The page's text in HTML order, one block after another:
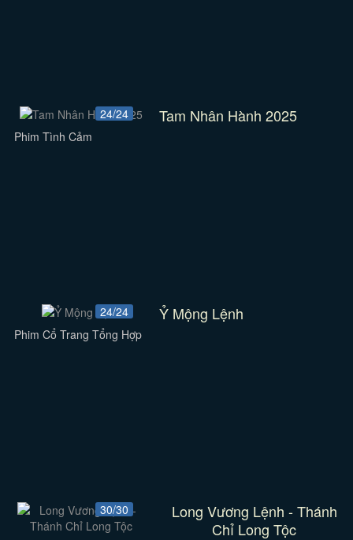
24/24 Tam Nhân Hành 2025
Phim Tình Cảm
24/24 Ỷ Mộng Lệnh
Phim Cổ Trang Tổng Hợp
30/30
Long Vương Lệnh - Thánh
Chỉ Long Tộc